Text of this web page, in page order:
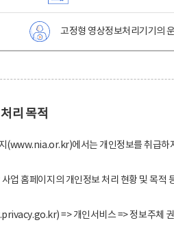
고정형 영상정보처리기기의
리 목적
(www.nia.or.kr)에서는 개인정보를 취급하
업 홈페이지의 개인정보 처리 현황 및 목
=> 개인서비스 => 정보주체